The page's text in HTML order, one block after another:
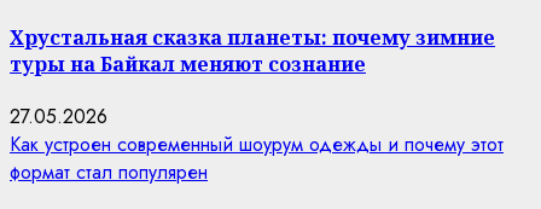
Хрустальная сказка планеты: почему зимние
туры на Байкал меняют сознание
27.05.2026
Как устроен современный шоурум одежды и почему этот
формат стал популярен